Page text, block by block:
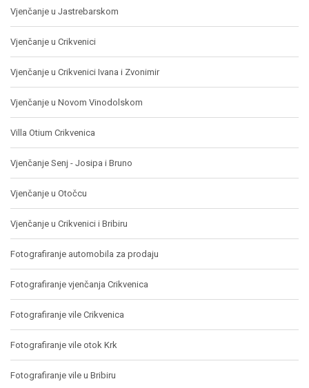
Vjenčanje u Jastrebarskom
Vjenčanje u Crikvenici
Vjenčanje u Crikvenici Ivana i Zvonimir
Vjenčanje u Novom Vinodolskom
Villa Otium Crikvenica
Vjenčanje Senj - Josipa i Bruno
Vjenčanje u Otočcu
Vjenčanje u Crikvenici i Bribiru
Fotografiranje automobila za prodaju
Fotografiranje vjenčanja Crikvenica
Fotografiranje vile Crikvenica
Fotografiranje vile otok Krk
Fotografiranje vile u Bribiru